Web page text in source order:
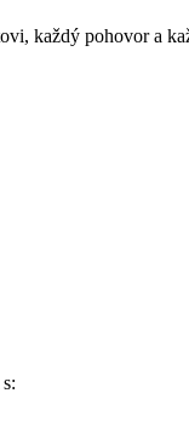
každý pohovor a